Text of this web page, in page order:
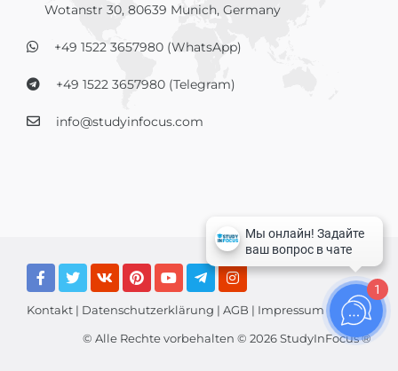
Wotanstr 30, 80639 Munich, Germany
+49 1522 3657980 (WhatsApp)
+49 1522 3657980 (Telegram)
info@studyinfocus.com
Kontakt | Datenschutzerklärung | AGB | Impressum
© Alle Rechte vorbehalten © 2026 StudyInFocus ®
1